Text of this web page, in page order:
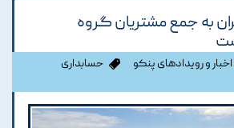
به جمع مشتریان گروه
اخبار و رویدادهای پنکو
حسابداری